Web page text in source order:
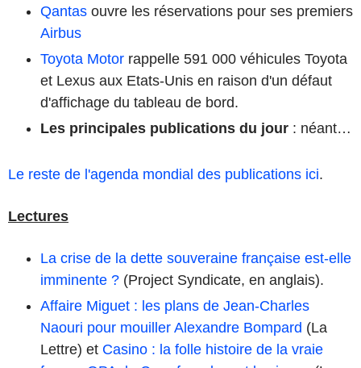
Qantas ouvre les réservations pour ses premiers
Airbus
Toyota Motor rappelle 591 000 véhicules Toyota
et Lexus aux Etats-Unis en raison d'un défaut
d'affichage du tableau de bord.
Les principales publications du jour : néant…
Le reste de l'agenda mondial des publications ici.
Lectures
La crise de la dette souveraine française est-elle
imminente ? (Project Syndicate, en anglais).
Affaire Miguet : les plans de Jean-Charles
Naouri pour mouiller Alexandre Bompard (La
Lettre) et Casino : la folle histoire de la vraie